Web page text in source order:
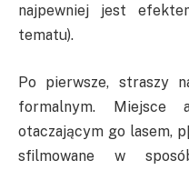
najpewniej jest
tematu).
Po pierwsze, straszy
formalnym.
otaczającym go lasem,
sfilmowane w